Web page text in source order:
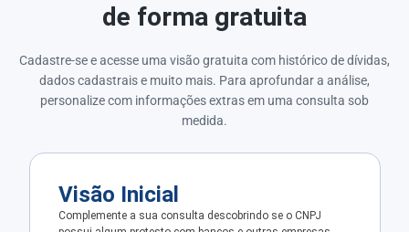
de forma gratuita
Cadastre-se e acesse uma visão gratuita com histórico de dívidas,
dados cadastrais e muito mais. Para aprofundar a análise,
personalize com informações extras em uma consulta sob
medida.
Visão Inicial
Complemente a sua consulta descobrindo se o CNPJ